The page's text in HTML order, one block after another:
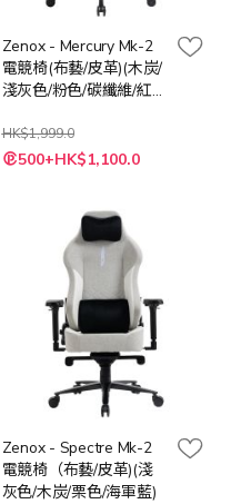
Zenox - Mercury Mk-2
電競椅(布藝/皮革)(木炭/
淺灰色/粉色/碳纖維/紅
HK$1,999.0
500+HK$1,100.0
Zenox - Spectre Mk-2
電競椅（布藝/皮革)(淺
灰色/木炭/栗色/海軍藍)